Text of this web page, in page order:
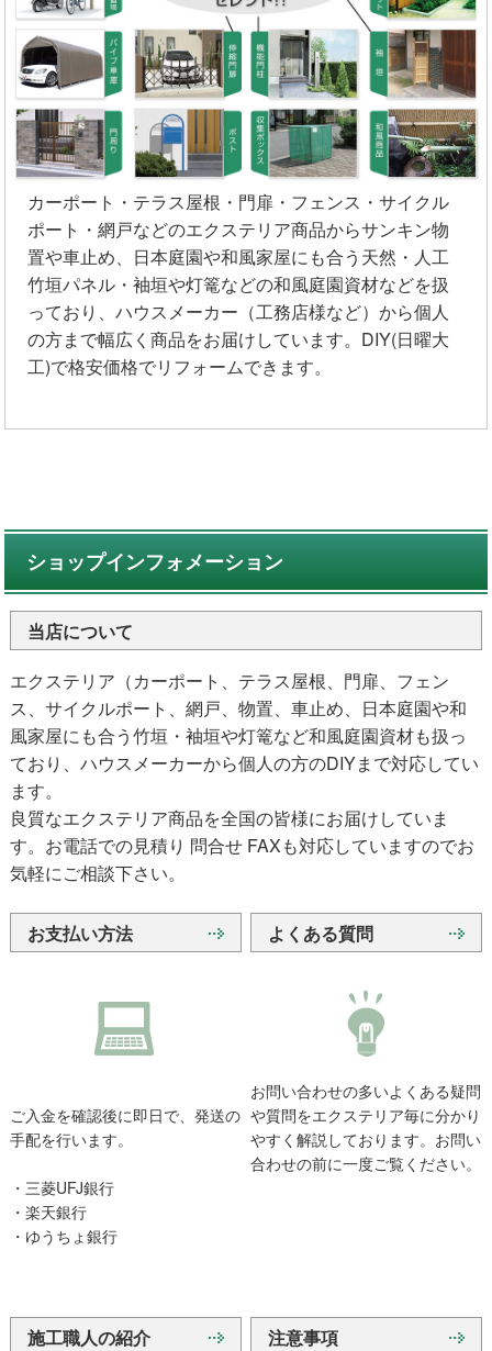
カーポート・テラス屋根・門扉・フェンス・サイクル
ポート・網戸などのエクステリア商品からサンキン物
置や車止め、日本庭園や和風家屋にも合う天然・人工
竹垣パネル・袖垣や灯篭などの和風庭園資材などを扱
っており、ハウスメーカー（工務店様など）から個人
の方まで幅広く商品をお届けしています。DIY(日曜大
工)で格安価格でリフォームできます。
ショップインフォメーション
当店について
エクステリア（カーポート、テラス屋根、門扉、フェン
ス、サイクルポート、網戸、物置、車止め、日本庭園や和
風家屋にも合う竹垣・袖垣や灯篭など和風庭園資材も扱っ
ており、ハウスメーカーから個人の方のDIYまで対応してい
ます。
良質なエクステリア商品を全国の皆様にお届けしていま
す。お電話での見積り 問合せ FAXも対応していますのでお
気軽にご相談下さい。
お支払い方法
ご入金を確認後に即日で、発送の
手配を行います。
・三菱UFJ銀行
・楽天銀行
・ゆうちょ銀行
よくある質問
お問い合わせの多いよくある疑問
や質問をエクステリア毎に分かり
やすく解説しております。お問い
合わせの前に一度ご覧ください。
施工職人の紹介 注意事項